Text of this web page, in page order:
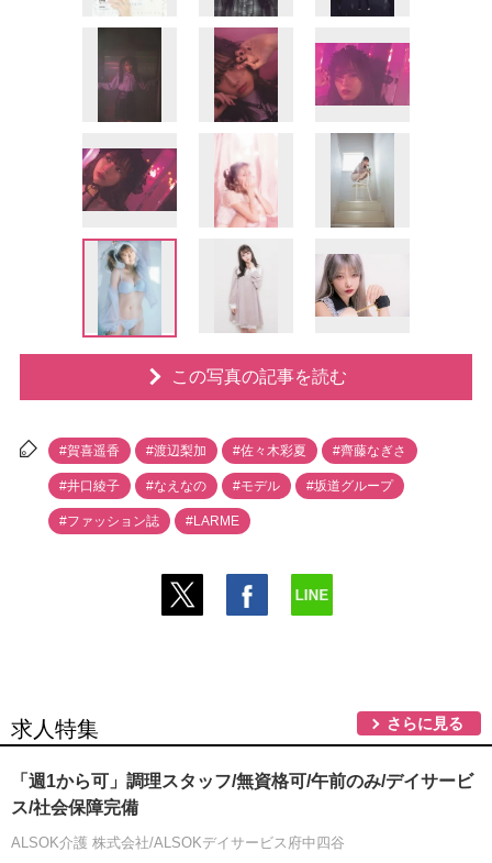
この写真の記事を読む
#賀喜遥香 #渡辺梨加 #佐々木彩夏 #齊藤なぎさ
#井口綾子 #なえなの #モデル #坂道グループ
#ファッション誌 #LARME
求人特集 さらに見る
「週1から可」調理スタッフ/無資格可/午前のみ/デイサービ
ス/社会保障完備
ALSOK介護 株式会社/ALSOKデイサービス府中四谷